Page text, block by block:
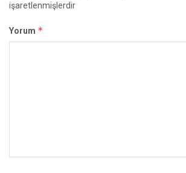
işaretlenmişlerdir
Yorum *